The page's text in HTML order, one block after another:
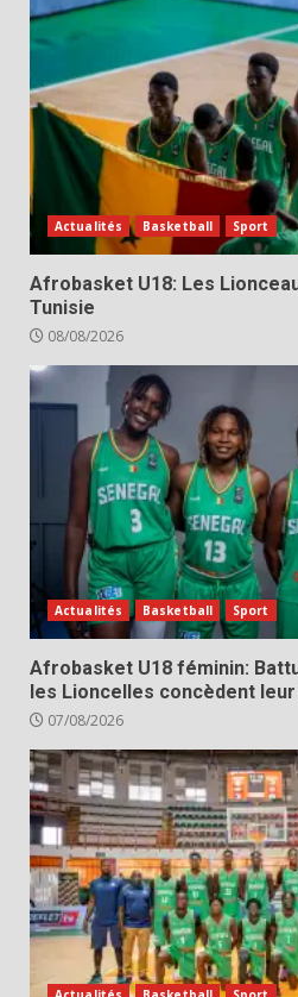
Actualités Basketball Sport
Afrobasket U18: Les
Tunisie
08/08/2026
Actualités Basketball Sport
Afrobasket U18 féminin:
les Lioncelles concèdent
07/08/2026